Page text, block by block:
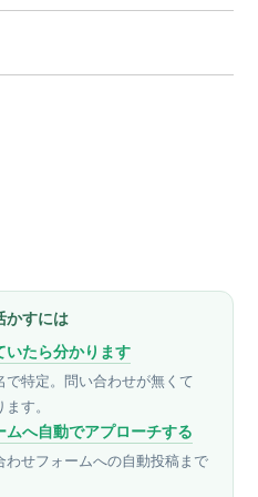
かすには
いたら分かります
特定。問い合わせが無くて
す。
へ自動でアプローチする
せフォームへの自動投稿まで